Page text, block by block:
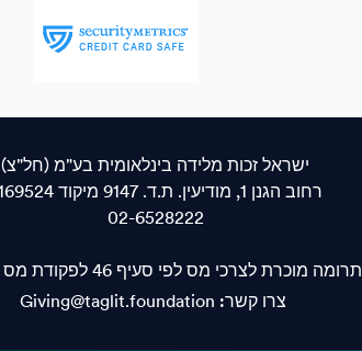
ישראל זכות מלידה בינלאומית בע"מ (חל"צ)
רחוב הגנן 1, מודיעין. ת.ד. 9147 מיקוד 7169524
02-6528222
מוכרת לצרכי מס לפי סעיף 46 לפקודת מס ההכנסה
צרו קשר: Giving@taglit.foundation